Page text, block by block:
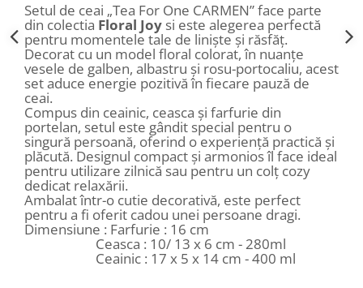
Setul de ceai „Tea For One CARMEN” face parte
din colectia Floral Joy si este alegerea perfectă
pentru momentele tale de liniște și răsfăț.
Decorat cu un model floral colorat, în nuanțe
vesele de galben, albastru și rosu-portocaliu, acest
set aduce energie pozitivă în fiecare pauză de
ceai.
Compus din ceainic, ceasca și farfurie din
portelan, setul este gândit special pentru o
singură persoană, oferind o experiență practică și
plăcută. Designul compact și armonios îl face ideal
pentru utilizare zilnică sau pentru un colț cozy
dedicat relaxării.
Ambalat într-o cutie decorativă, este perfect
pentru a fi oferit cadou unei persoane dragi.
Dimensiune : Farfurie : 16 cm
Ceasca : 10/ 13 x 6 cm - 280ml
Ceainic : 17 x 5 x 14 cm - 400 ml